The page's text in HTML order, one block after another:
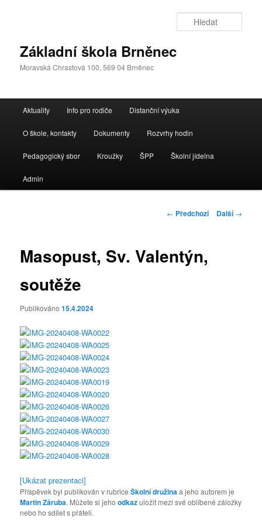
Základní škola Brněnec
Moravská Chrastová 100, 569 04 Brněnec
navigační
Aktuality Info pro rodiče Distanční výuka
O škole, kontakty Dokumenty Rozvrhy hodin
Pedagogický sbor Kroužky ŠPP Školní jídelna
Admin
Navigace
← Předchozí Další→
Masopust, Sv. Valentýn,
soutěže
Publikováno15.4.2024
[Ukázat prezentaci]
Příspěvek byl publikován v rubriceŠkolní družinaa jeho autorem je
Martin Záruba. Můžete si jehoodkazuložit mezi své oblíbené záložky
nebo ho sdílet s přáteli.